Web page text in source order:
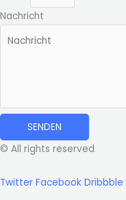
Nachricht
SENDEN
© All rights reserved
Twitter Facebook Dribbble